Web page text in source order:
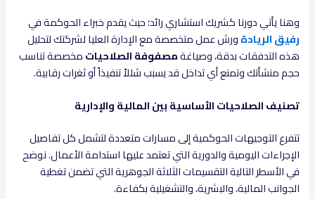
وهنا يأتي دورناكشريك استشاري رائد؛ حيث يقدم خبراء الحوكمة في
رفيق الريادةورش عمل متخصصة مع الإدارة العليا لشركتك لتحليل
هذه التدفقات بدقة، وصياغةمصفوفة الصلاحياتمخصصة تناسب
حجم منشأتك وتمنع أي تداخل قد يسبب شللاً تنفيذاً أو ثغرات رقابية.
تصنيف الصلاحيات الأساسية بين المالية والإدارية
تتفرع التوجيهات الحوكمية إلى مسارات متعددة لتشمل كل تفاصيل
الإجراءات اليومية والدورية التي تعتمد عليها استدامة الأعمال. نوضح
في الأسطر التالية التقسيمات الثلاثة الجوهرية التي تضمن تغطية
الجوانب المالية، والبشرية، والتشغيلية بكفاءة.